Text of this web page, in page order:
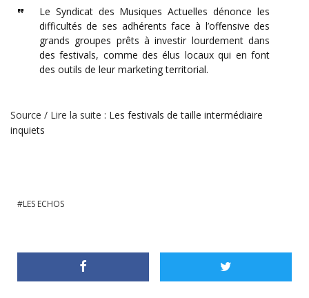
Le Syndicat des Musiques Actuelles dénonce les
difficultés de ses adhérents face à l’offensive des
grands groupes prêts à investir lourdement dans
des festivals, comme des élus locaux qui en font
des outils de leur marketing territorial.
Source / Lire la suite : Les festivals de taille intermédiaire
inquiets
LES ECHOS